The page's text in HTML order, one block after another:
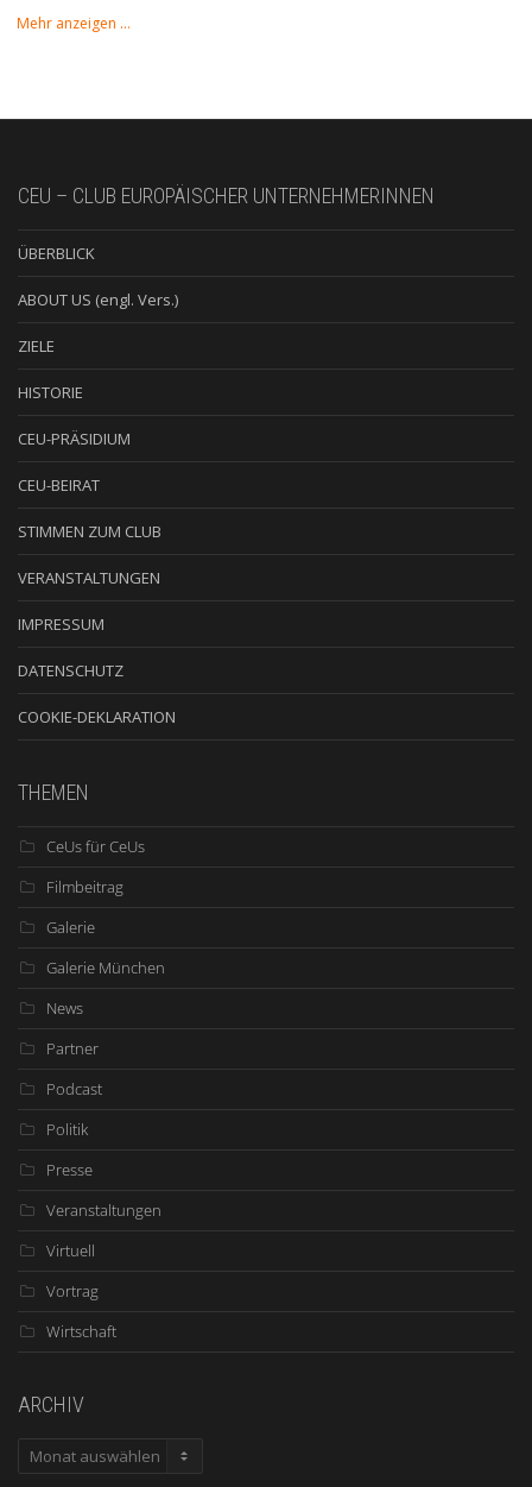
Mehr anzeigen …
CEU – CLUB EUROPÄISCHER UNTERNEHMERINNEN
ÜBERBLICK
ABOUT US (engl. Vers.)
ZIELE
HISTORIE
CEU-PRÄSIDIUM
CEU-BEIRAT
STIMMEN ZUM CLUB
VERANSTALTUNGEN
IMPRESSUM
DATENSCHUTZ
COOKIE-DEKLARATION
THEMEN
CeUs für CeUs
Filmbeitrag
Galerie
Galerie München
News
Partner
Podcast
Politik
Presse
Veranstaltungen
Virtuell
Vortrag
Wirtschaft
ARCHIV
ARCHIV